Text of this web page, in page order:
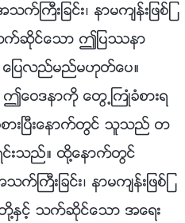
သက္ႀကီးျခင္း၊ နာမက်န္းျဖစ္ျ
သက္ဆိုင္ေသာ ဤျပႆနာ
ေျပလည္မည္မဟုတ္ေပ။
ဒနာကို ေတြ႕ႀကဳံခံစားရ
ားၿပီးေနာက္တြင္ သူသည္ တ
းသည္။ ထို႔ေနာက္တြင္
က္ႀကီးျခင္း၊ နာမက်န္းျဖစ္ျ
တို႔ႏွင့္ သက္ဆိုင္ေသာ အေရး